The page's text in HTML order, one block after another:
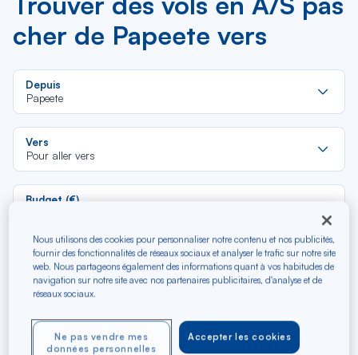
cher de Papeete vers
Depuis
Papeete
Vers
Pour aller vers
Budget (€)
Type de trajet
Aller-Retour Aller simple
Filtrer Vider
Nous utilisons des cookies pour personnaliser notre contenu et nos publicités,
fournir des fonctionnalités de réseaux sociaux et analyser le trafic sur notre site
web. Nous partageons également des informations quant à vos habitudes de
navigation sur notre site avec nos partenaires publicitaires, d'analyse et de
réseaux sociaux.
Accepter les cookies
Ne pas vendre mes
données personnelles